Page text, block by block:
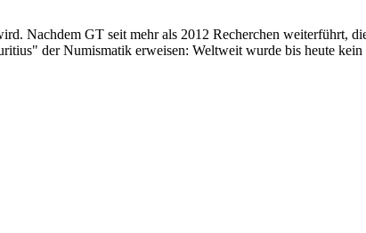
Nachdem GT seit mehr als 2012 Recherchen weiterführt,
der Numismatik erweisen: Weltweit wurde bis heute